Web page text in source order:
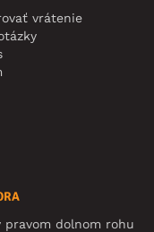
vrátenie
dolnom rohu